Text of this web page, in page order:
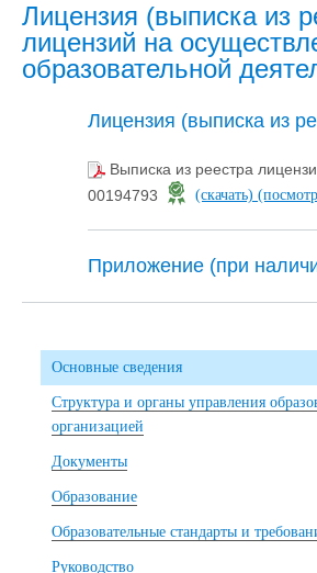
Лицензия (выписка из
лицензий на
образовательной
Лицензия (выписка из
Выписка из реестра
00194793
(скачать)
Приложение (при
Основные сведения
Структура и органы управления
организацией
Документы
Образование
Образовательные стандарты и
Руководство